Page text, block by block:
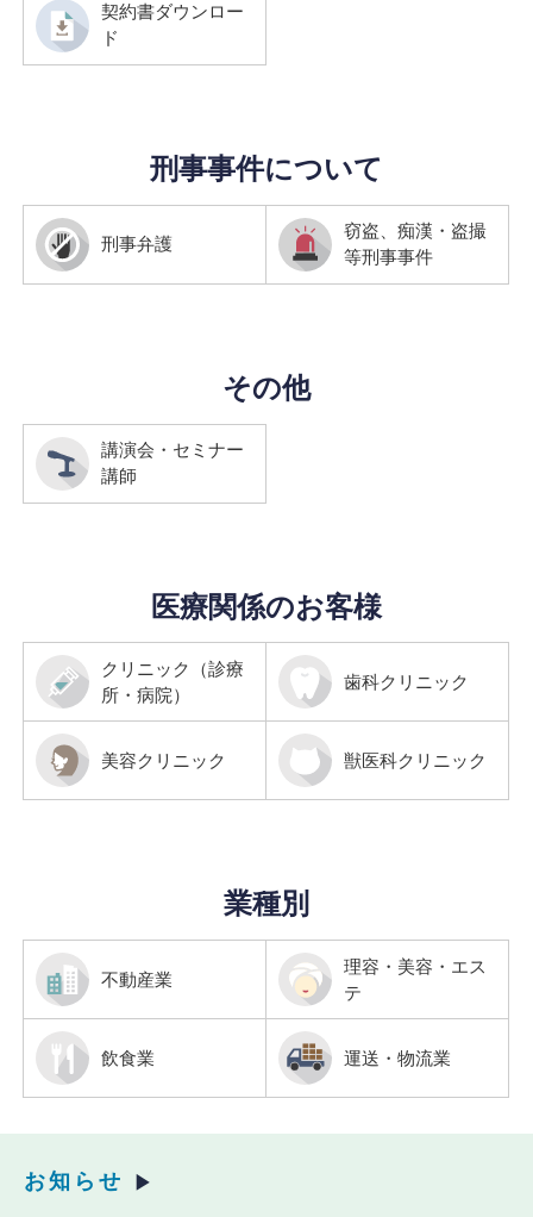
契約書ダウンロー
ド
刑事事件について
刑事弁護
窃盗、痴漢・盗撮
等刑事事件
その他
講演会・セミナー
講師
医療関係のお客様
クリニック（診療
所・病院）
美容クリニック
歯科クリニック
獣医科クリニック
業種別
不動産業
飲食業
理容・美容・エス
テ
運送・物流業
お知らせ